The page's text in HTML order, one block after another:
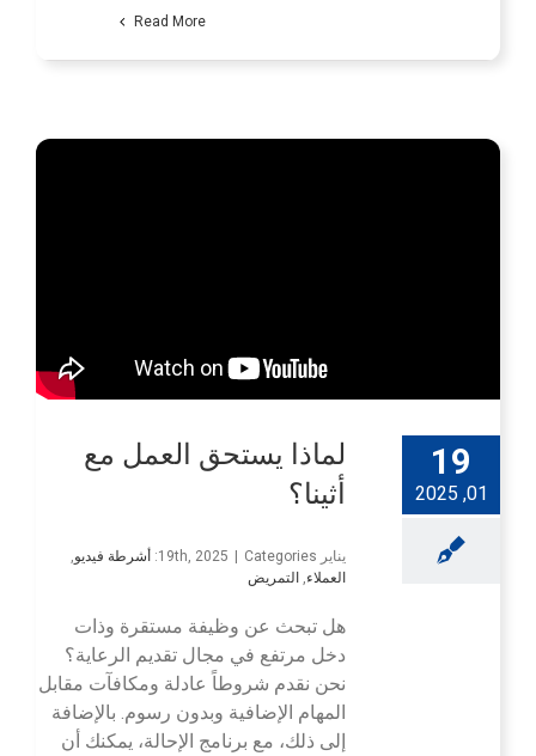
Read More
19
01, 2025
لماذا يستحق العمل مع
أثينا؟
يناير 19th, 2025 Categories: أشرطة فيديو,
العملاء, التمريض
هل تبحث عن وظيفة مستقرة وذات
دخل مرتفع في مجال تقديم الرعاية؟
نحن نقدم شروطاً عادلة ومكافآت مقابل
المهام الإضافية وبدون رسوم. بالإضافة
إلى ذلك، مع برنامج الإحالة، يمكنك أن